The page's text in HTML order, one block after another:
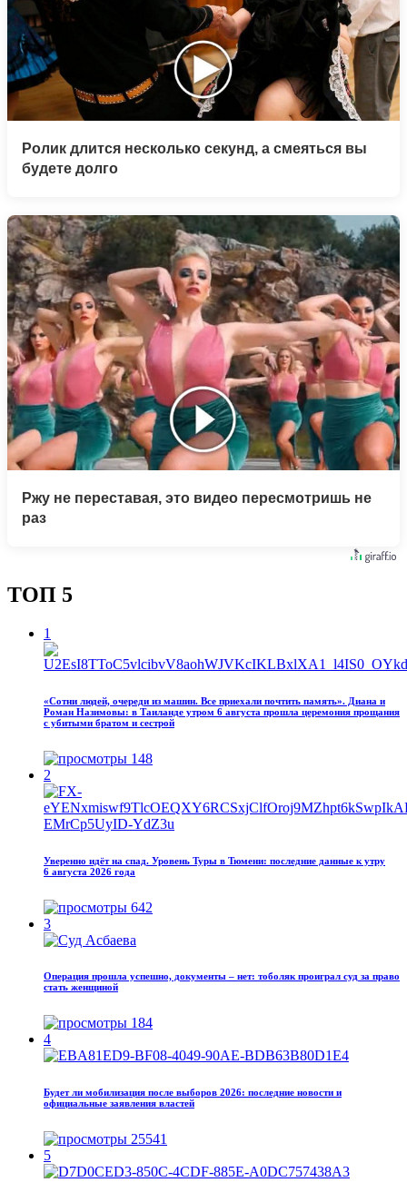
Ролик длится несколько секунд, а смеяться вы
будете долго
Ржу не переставая, это видео пересмотришь не
раз
ТОП 5
1
«Сотни людей, очереди из машин. Все приехали почтить память». Диана и
Роман Назимовы: в Таиланде утром 6 августа прошла церемония прощания
с убитыми братом и сестрой
148
2
Уверенно идёт на спад. Уровень Туры в Тюмени: последние данные к утру
6 августа 2026 года
642
3
Операция прошла успешно, документы – нет: тоболяк проиграл суд за право
стать женщиной
184
4
Будет ли мобилизация после выборов 2026: последние новости и
официальные заявления властей
25541
5